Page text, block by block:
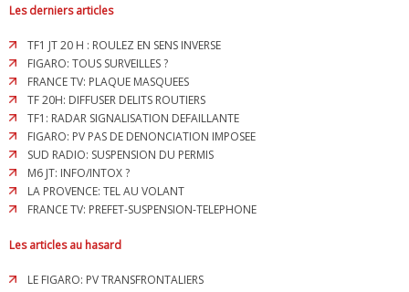
Les derniers articles
TF1 JT 20 H : ROULEZ EN SENS INVERSE
FIGARO: TOUS SURVEILLES ?
FRANCE TV: PLAQUE MASQUEES
TF 20H: DIFFUSER DELITS ROUTIERS
TF1: RADAR SIGNALISATION DEFAILLANTE
FIGARO: PV PAS DE DENONCIATION IMPOSEE
SUD RADIO: SUSPENSION DU PERMIS
M6 JT: INFO/INTOX ?
LA PROVENCE: TEL AU VOLANT
FRANCE TV: PREFET-SUSPENSION-TELEPHONE
Les articles au hasard
LE FIGARO: PV TRANSFRONTALIERS